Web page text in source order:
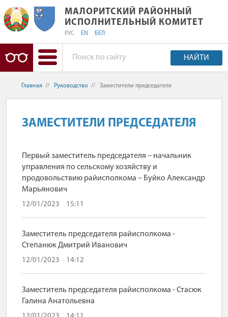
МАЛОРИТСКИЙ РАЙОННЫЙ
МАЛОРИТСКИЙ РАЙОННЫЙ
ИСПОЛНИТЕЛЬНЫЙ КОМИТЕТ
РУС EN БЕЛ
НАЙТИ
Главная // Руководство // Заместители председателя
ЗАМЕСТИТЕЛИ ПРЕДСЕДАТЕЛЯ
Первый заместитель председателя – начальник
управления по сельскому хозяйству и
продовольствию райисполкома – Буйко Александр
Марьянович
12/01/2023 15:11
Заместитель председателя райисполкома -
Степанюк Дмитрий Иванович
12/01/2023 14:12
Заместитель председателя райисполкома - Стасюк
Галина Анатольевна